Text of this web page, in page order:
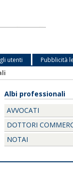
utenti Pubblicità
Albi professionali
AVVOCATI
DOTTORI
NOTAI